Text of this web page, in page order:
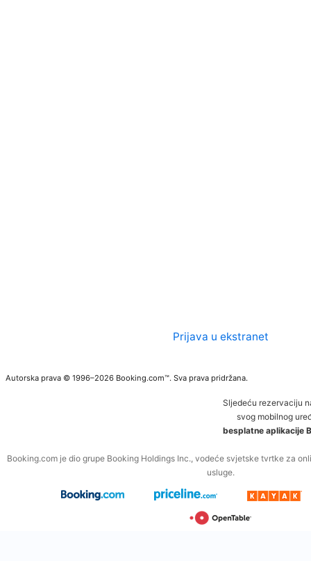
Prijava u ekstranet
Autorska prava © 1996–2026 Booking.com™. Sva prava pridržana.
Sljedeću rezervaciju
svog mobilnog
besplatne aplikacije
Booking.com je dio grupe Booking Holdings Inc., vodeće svjetske tvrtke za
usluge.